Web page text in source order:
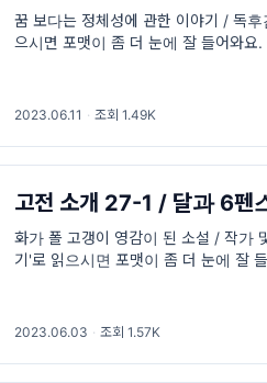
꿈 보다는 정체성에 관한 이야기 / 독
으시면 포맷이 좀 더 눈에 잘 들어와요
2023.06.11 · 조회 1.49K
고전 소개 27-1 / 달과 6펜
화가 폴 고갱이 영감이 된 소설 / 작가
기'로 읽으시면 포맷이 좀 더 눈에 잘
2023.06.03 · 조회 1.57K